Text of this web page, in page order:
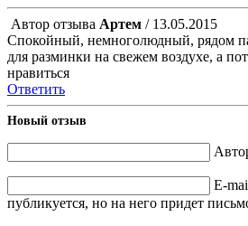
Автор отзыва Артем / 13.05.2015
Спокойный, немноголюдный, рядом
для разминки на свежем воздухе, а
нравиться
Ответить
Новый отзыв
E-
публикуется, но на него придет